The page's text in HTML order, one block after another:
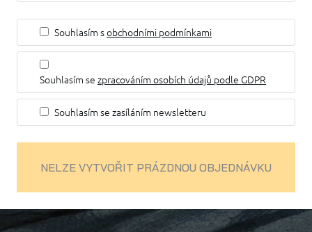
Souhlasím sobchodními podmínkami
Souhlasím se zpracováním osobích údajů podle GDPR
Souhlasím se zasíláním newsletteru
NELZE VYTVOŘIT PRÁZDNOU OBJEDNÁVKU